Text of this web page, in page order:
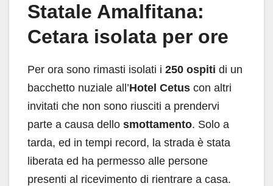
Statale Amalfitana:
Cetara isolata per ore
Per ora sono rimasti isolati i 250 ospiti di un
bacchetto nuziale all’Hotel Cetus con altri
invitati che non sono riusciti a prendervi
parte a causa dello smottamento. Solo a
tarda, ed in tempi record, la strada è stata
liberata ed ha permesso alle persone
presenti al ricevimento di rientrare a casa.